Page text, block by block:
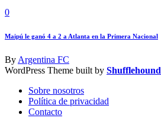
0
Maipú le ganó 4 a 2 a Atlanta en la Primera Nacional
By Argentina FC
WordPress Theme built by Shufflehound
Sobre nosotros
Política de privacidad
Contacto